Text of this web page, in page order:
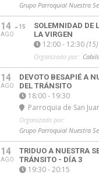
Grupo Parroquial Nuestra
14
AGO
15
SOLEMNIDAD DE
LA VIRGEN
12:00 - 12:30(15)
Organizado por:
14
AGO
DEVOTO BESAPIÉ A
DEL TRÁNSITO
18:00 - 19:30
Parroquia de San
Organizado por:
Grupo Parroquial Nuestra
14
AGO
TRIDUO A NUESTRA
TRÁNSITO - DÍA 3
19:30 - 20:15